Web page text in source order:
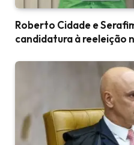
Roberto Cidade e
candidatura à reeleição